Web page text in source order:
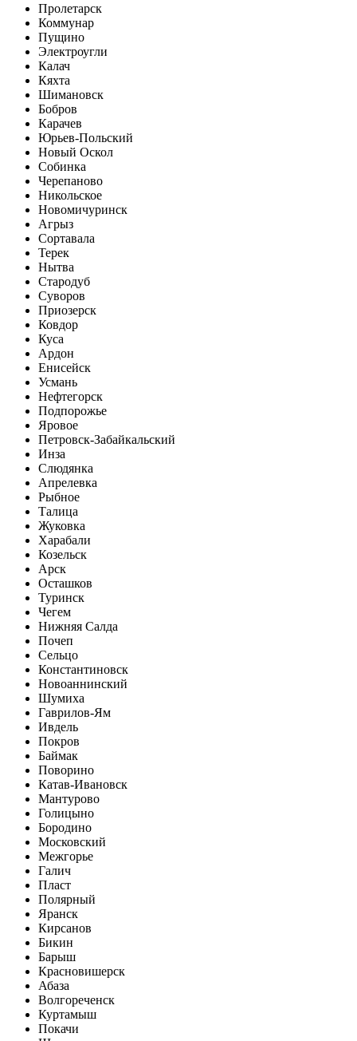
Пролетарск
Коммунар
Пущино
Электроугли
Калач
Кяхта
Шимановск
Бобров
Карачев
Юрьев-Польский
Новый Оскол
Собинка
Черепаново
Никольское
Новомичуринск
Агрыз
Сортавала
Терек
Нытва
Стародуб
Суворов
Приозерск
Ковдор
Куса
Ардон
Енисейск
Усмань
Нефтегорск
Подпорожье
Яровое
Петровск-Забайкальский
Инза
Слюдянка
Апрелевка
Рыбное
Талица
Жуковка
Харабали
Козельск
Арск
Осташков
Туринск
Чегем
Нижняя Салда
Почеп
Сельцо
Константиновск
Новоаннинский
Шумиха
Гаврилов-Ям
Ивдель
Покров
Баймак
Поворино
Катав-Ивановск
Мантурово
Голицыно
Бородино
Московский
Межгорье
Галич
Пласт
Полярный
Яранск
Кирсанов
Бикин
Барыш
Красновишерск
Абаза
Волгореченск
Куртамыш
Покачи